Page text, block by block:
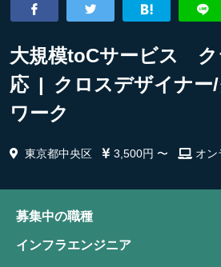
大規模toCサービス ク
応 | クロスデザイナー/
ワーク
東京都中央区 3,500円 〜 オン
募集中の職種
インフラエンジニア